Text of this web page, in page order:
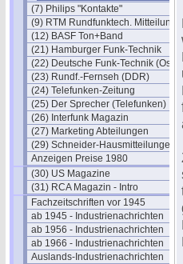
(7) Philips "Kontakte"
(9) RTM Rundfunktech.
(12) BASF Ton+Band
(21) Hamburger Funk-Technik
(22) Deutsche Funk-Technik (Ost)
(23) Rundf.-Fernseh (DDR)
(24) Telefunken-Zeitung
(25) Der Sprecher (Telefunken)
(26) Interfunk Magazin
(27) Marketing Abteilungen
(29) Schneider-Hausmitteilungen
Anzeigen Preise 1980
(30) US Magazine
(31) RCA Magazin - Intro
Fachzeitschriften vor 1945
ab 1945 - Industrienachrichten
ab 1956 - Industrienachrichten
ab 1966 - Industrienachrichten
Auslands-Industrienachrichten